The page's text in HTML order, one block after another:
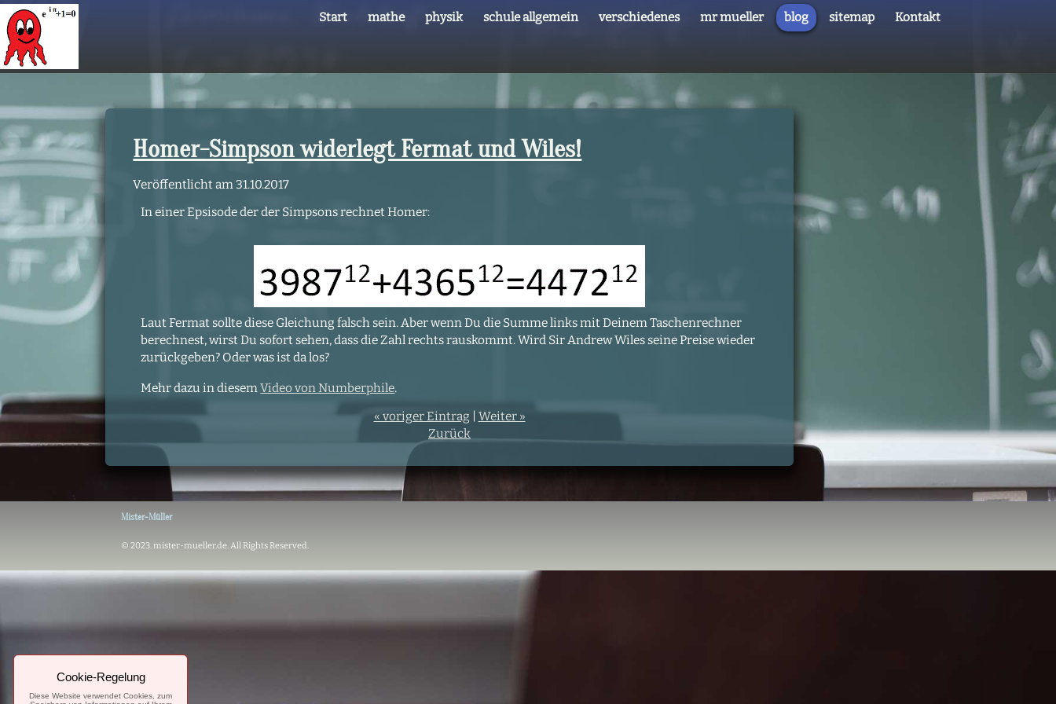
Start mathe physik schule allgemein verschiedenes mr mueller blog sitemap Kontakt
Homer-Simpson widerlegt Fermat und Wiles!
Veröffentlicht am 31.10.2017
In einer Epsisode der der Simpsons rechnet Homer:
Laut Fermat sollte diese Gleichung falsch sein. Aber wenn Du die Summe links mit Deinem Taschenrechner
berechnest, wirst Du sofort sehen, dass die Zahl rechts rauskommt. Wird Sir Andrew Wiles seine Preise wieder
zurückgeben? Oder was ist da los?
Mehr dazu in diesemVideo von Numberphile.
« voriger Eintrag
Weiter »
Zurück
Mister-Müller
© 2023. mister-mueller.de. All Rights Reserved.
Cookie-Regelung
Diese Website verwendet Cookies, zum